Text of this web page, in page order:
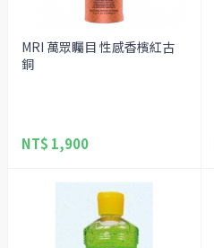
MRI 萬眾矚目 性感香檳紅古
銅
NT$ 1,900